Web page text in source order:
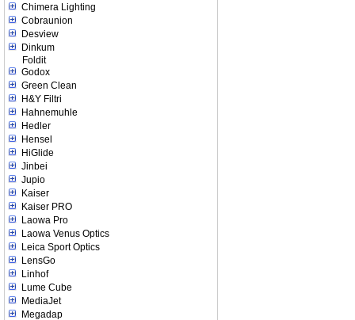
Chimera Lighting
Cobraunion
Desview
Dinkum
Foldit
Godox
Green Clean
H&Y Filtri
Hahnemuhle
Hedler
Hensel
HiGlide
Jinbei
Jupio
Kaiser
Kaiser PRO
Laowa Pro
Laowa Venus Optics
Leica Sport Optics
LensGo
Linhof
Lume Cube
MediaJet
Megadap